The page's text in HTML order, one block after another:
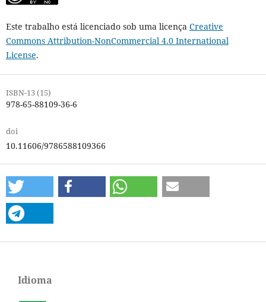
Este trabalho está licenciado sob uma licença Creative
Commons Attribution-NonCommercial 4.0 International
License.
ISBN-13 (15)
978-65-88109-36-6
doi
10.11606/9786588109366
Idioma